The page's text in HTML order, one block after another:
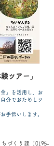
ツアー」
」を活用し、お
分でおためしツ
手伝いします。
づくり課（0195-